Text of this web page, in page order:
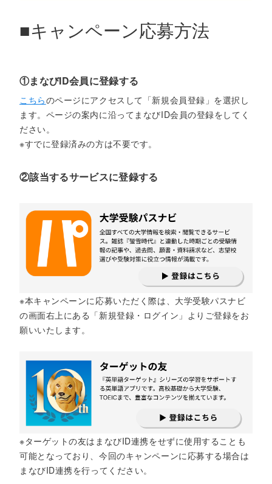
■キャンペーン応募方法
①まなびID会員に登録する
こちらのページにアクセスして「新規会員登録」を選択し
ます。ページの案内に沿ってまなびID会員の登録をしてく
ださい。
※すでに登録済みの方は不要です。
②該当するサービスに登録する
※本キャンペーンに応募いただく際は、大学受験パスナビ
の画面右上にある「新規登録・ログイン」よりご登録をお
願いいたします。
※ターゲットの友はまなびID連携をせずに使用することも
可能となっており、今回のキャンペーンに応募する場合は
まなびID連携を行ってください。